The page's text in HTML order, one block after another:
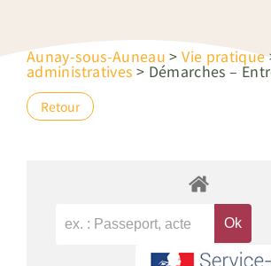
Aunay-sous-Auneau >Vie pratique
administratives > Démarches –
Retour